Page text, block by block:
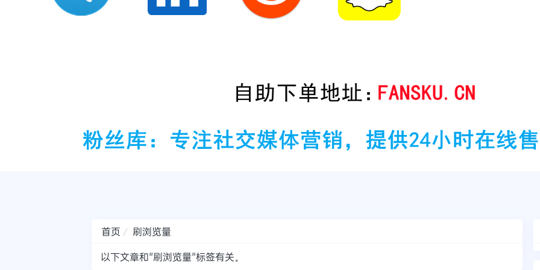
首页
刷浏览量
以下文章和"刷浏览量"标签有关。